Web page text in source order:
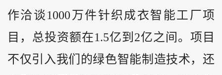
作洽谈1000万件针织成衣智能工厂项
目，总投资额在1.5亿到2亿之间。项目
不仅引入我们的绿色智能制造技术，还